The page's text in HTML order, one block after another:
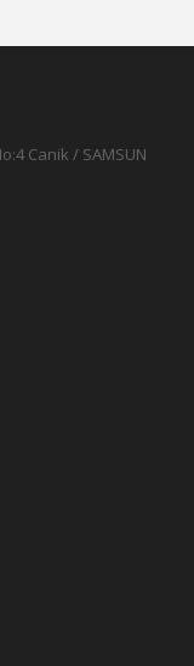
Canik / SAMSUN